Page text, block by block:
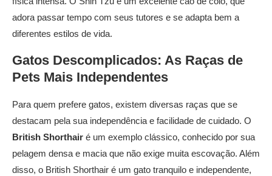
adora passar tempo com seus tutores e se adapta bem a
diferentes estilos de vida.
Gatos Descomplicados: As Raças de
Pets Mais Independentes
Para quem prefere gatos, existem diversas raças que se
destacam pela sua independência e facilidade de cuidado. O
British Shorthair é um exemplo clássico, conhecido por sua
pelagem densa e macia que não exige muita escovação. Além
disso, o British Shorthair é um gato tranquilo e independente,